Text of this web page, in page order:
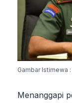
Gambar Istimewa
Menanggapi